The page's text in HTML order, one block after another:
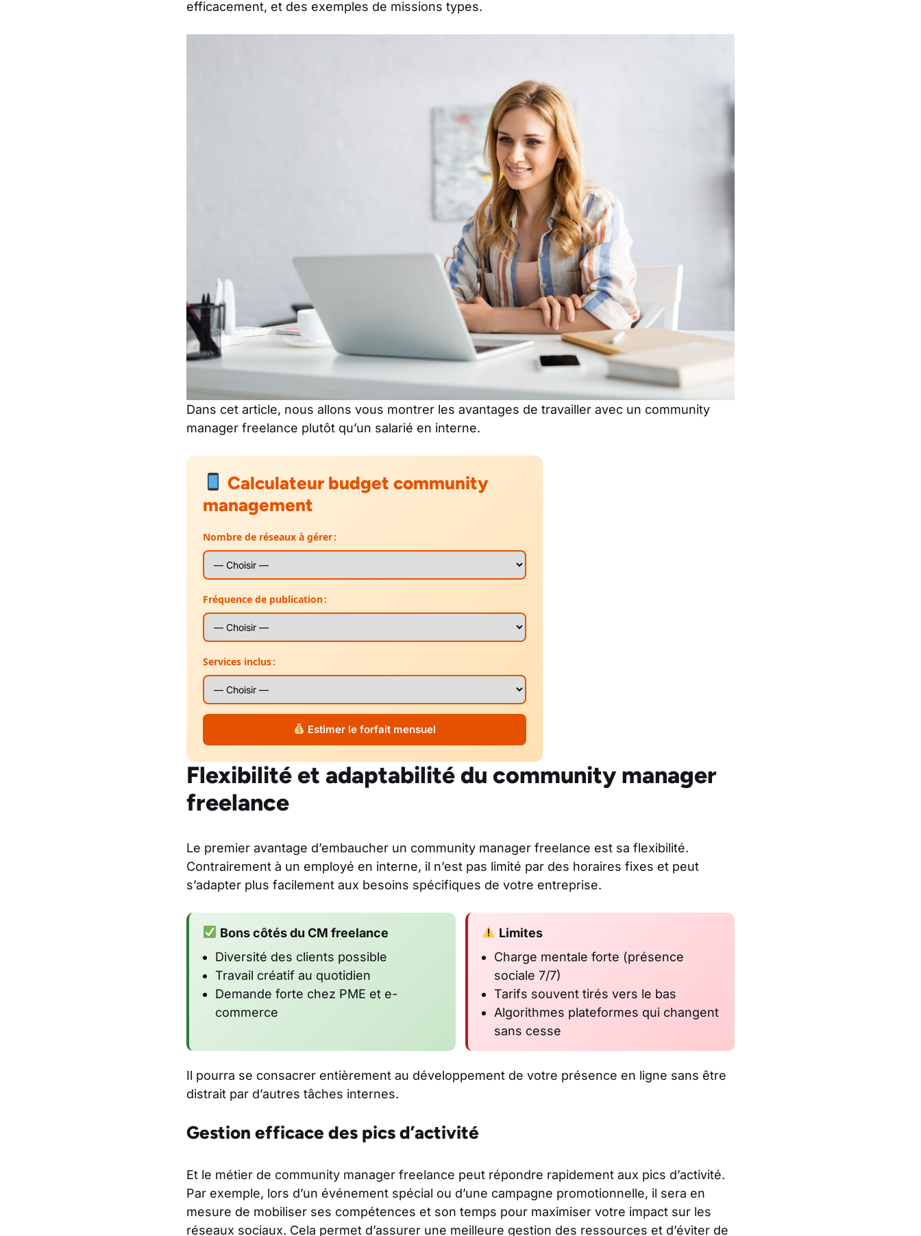
efficacement, et des exemples de missions types.
Dans cet article, nous allons vous montrer les avantages de travailler avec un community
manager freelance plutôt qu’un salarié en interne.
Calculateur budget community
management
Nombre de réseaux à gérer :
Fréquence de publication :
Services inclus :
Estimer le forfait mensuel
Flexibilité et adaptabilité du community manager
freelance
Le premier avantage d’embaucher un community manager freelance est sa flexibilité.
Contrairement à un employé en interne, il n’est pas limité par des horaires fixes et peut
s’adapter plus facilement aux besoins spécifiques de votre entreprise.
Bons côtés du CM freelance
Diversité des clients possible
Travail créatif au quotidien
Demande forte chez PME et e-
commerce
Limites
Charge mentale forte (présence
sociale 7/7)
Tarifs souvent tirés vers le bas
Algorithmes plateformes qui changent
sans cesse
Il pourra se consacrer entièrement au développement de votre présence en ligne sans être
distrait par d’autres tâches internes.
Gestion efficace des pics d’activité
Et le métier de community manager freelance peut répondre rapidement aux pics d’activité.
Par exemple, lors d’un événement spécial ou d’une campagne promotionnelle, il sera en
mesure de mobiliser ses compétences et son temps pour maximiser votre impact sur les
réseaux sociaux. Cela permet d’assurer une meilleure gestion des ressources et d’éviter de